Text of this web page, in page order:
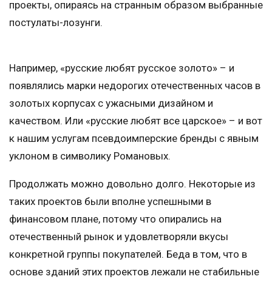
проекты, опираясь на странным образом выбранные
постулаты-лозунги.
Например, «русские любят русское золото» – и
появлялись марки недорогих отечественных часов в
золотых корпусах с ужасными дизайном и
качеством. Или «русские любят все царское» – и вот
к нашим услугам псевдоимперские бренды с явным
уклоном в символику Романовых.
Продолжать можно довольно долго. Некоторые из
таких проектов были вполне успешными в
финансовом плане, потому что опирались на
отечественный рынок и удовлетворяли вкусы
конкретной группы покупателей. Беда в том, что в
основе зданий этих проектов лежали не стабильные